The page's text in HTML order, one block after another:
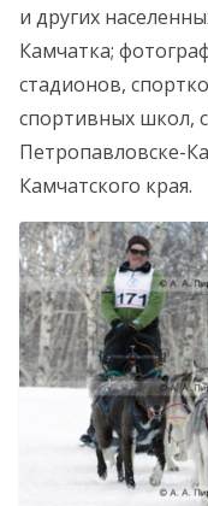
и других
Камчатка;
стадионов,
спортивных школ,
Петропавловске-
Камчатского края.